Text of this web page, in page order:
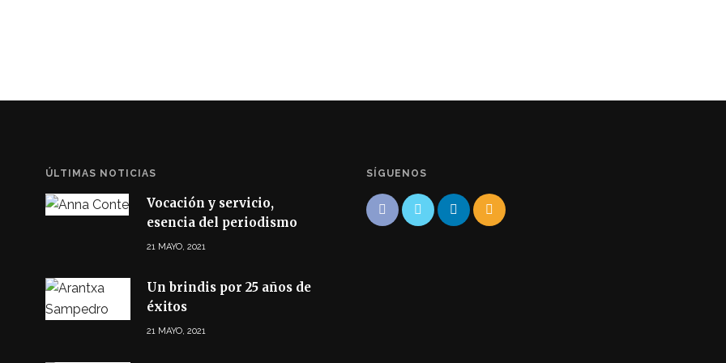
ÚLTIMAS NOTICIAS
Vocación y servicio,
esencia del periodismo
21 MAYO, 2021
Un brindis por 25 años de
éxitos
21 MAYO, 2021
SÍGUENOS